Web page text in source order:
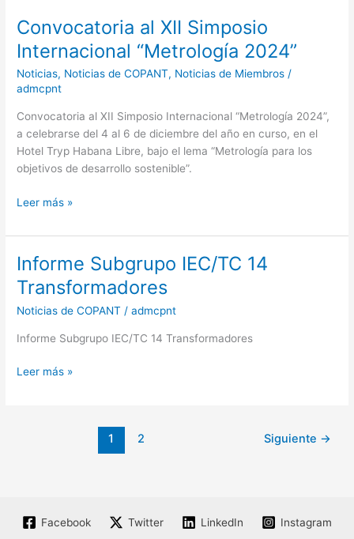
Convocatoria al XII Simposio
Internacional “Metrología 2024”
Noticias, Noticias de COPANT, Noticias de Miembros /
admcpnt
Convocatoria al XII Simposio Internacional “Metrología 2024”,
a celebrarse del 4 al 6 de diciembre del año en curso, en el
Hotel Tryp Habana Libre, bajo el lema “Metrología para los
objetivos de desarrollo sostenible”.
Convocatoria
al
XII
Simposio
Internacional
“Metrología
2024”
Leer más »
Informe Subgrupo IEC/TC 14
Transformadores
Noticias de COPANT /admcpnt
Informe Subgrupo IEC/TC 14 Transformadores
Informe
Subgrupo
IEC/TC
14
Leer más »
1 2 Siguiente →
Facebook Twitter LinkedIn Instagram